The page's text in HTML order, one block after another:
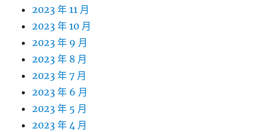
2023 年 11 月
2023 年 10 月
2023 年 9 月
2023 年 8 月
2023 年 7 月
2023 年 6 月
2023 年 5 月
2023 年 4 月